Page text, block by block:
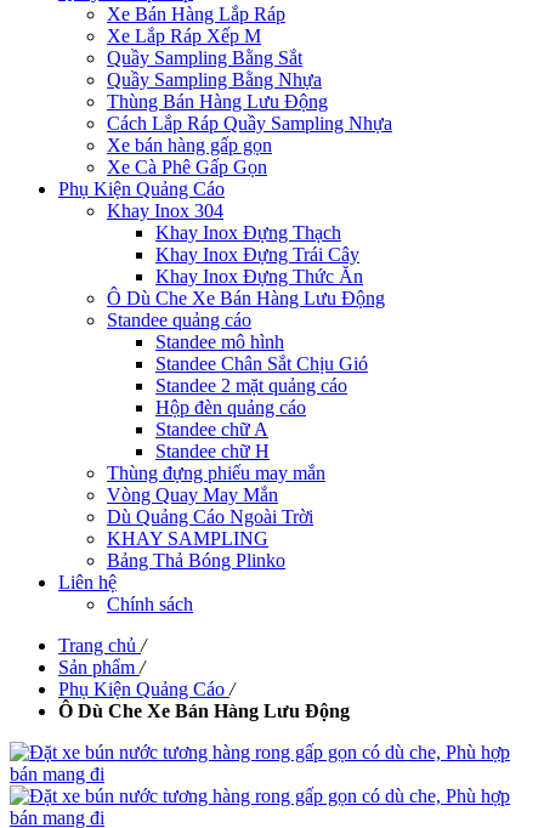
Xe Bán Hàng Lắp Ráp
Xe Lắp Ráp Xếp M
Quầy Sampling Bằng Sắt
Quầy Sampling Bằng Nhựa
Thùng Bán Hàng Lưu Động
Cách Lắp Ráp Quầy Sampling Nhựa
Xe bán hàng gấp gọn
Xe Cà Phê Gấp Gọn
Phụ Kiện Quảng Cáo
Khay Inox 304
Khay Inox Đựng Thạch
Khay Inox Đựng Trái Cây
Khay Inox Đựng Thức Ăn
Ô Dù Che Xe Bán Hàng Lưu Động
Standee quảng cáo
Standee mô hình
Standee Chân Sắt Chịu Gió
Standee 2 mặt quảng cáo
Hộp đèn quảng cáo
Standee chữ A
Standee chữ H
Thùng đựng phiếu may mắn
Vòng Quay May Mắn
Dù Quảng Cáo Ngoài Trời
KHAY SAMPLING
Bảng Thả Bóng Plinko
Liên hệ
Chính sách
Trang chủ /
Sản phẩm /
Phụ Kiện Quảng Cáo /
Ô Dù Che Xe Bán Hàng Lưu Động